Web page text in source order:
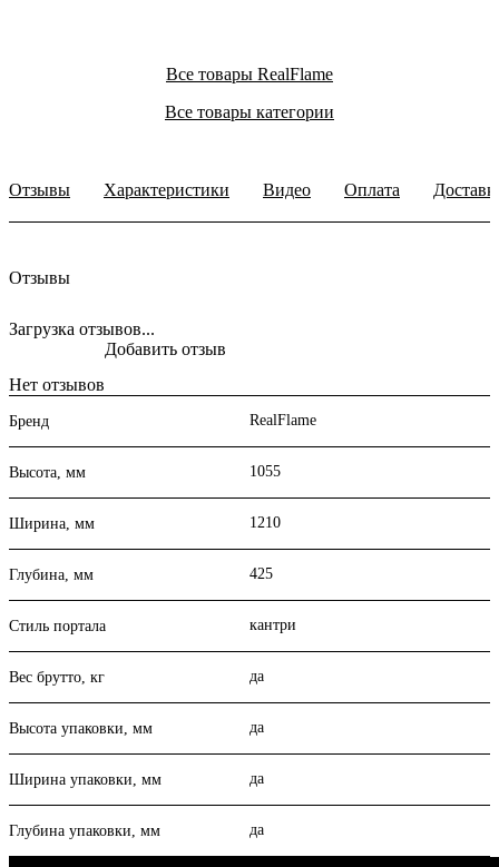
Все товары RealFlame
Все товары категории
Отзывы Характеристики Видео Оплата
Отзывы
Загрузка отзывов...
Нет отзывов
Добавить отзыв
Бренд RealFlame
Высота, мм 1055
Ширина, мм 1210
Глубина, мм 425
Стиль портала кантри
Вес брутто, кг да
Высота упаковки, мм да
Ширина упаковки, мм да
Глубина упаковки, мм да